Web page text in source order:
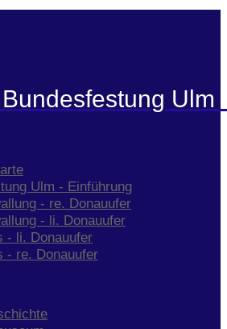
Ulm
Ulm - Einführung
- re. Donauufer
- li. Donauufer
- li. Donauufer
- re. Donauufer